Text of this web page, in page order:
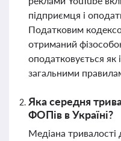
підприємця і
Податковим
отриманий
оподатковується як
загальними
Яка середня
ФОПів в Україні?
Медіана тривалості